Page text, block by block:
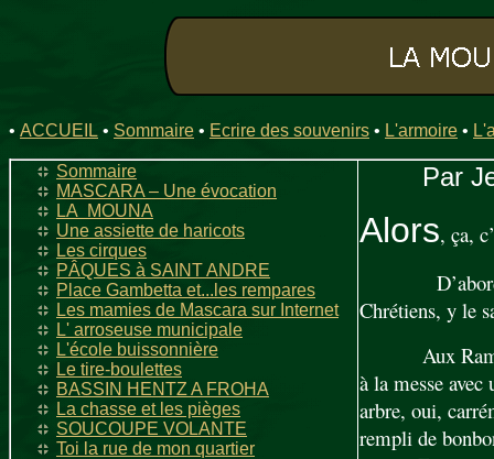
• ACCUEIL • Sommaire • Ecrire des souvenirs • L'armoire •
Sommaire
MASCARA – Une évocation
LA MOUNA
Une assiette de haricots
Les cirques
PÂQUES à SAINT ANDRE
Place Gambetta et...les rempares
Les mamies de Mascara sur Internet
L' arroseuse municipale
L'école buissonnière
Le tire-boulettes
BASSIN HENTZ A FROHA
La chasse et les pièges
SOUCOUPE VOLANTE
Toi la rue de mon quartier
Par
Alors, ça,
Chrétiens, y le
Aux
à la messe
arbre, oui,
rempli de